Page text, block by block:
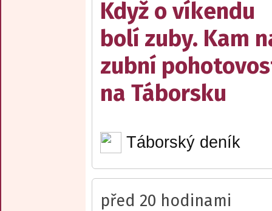
Když o víkendu
bolí zuby. Kam
zubní
na Táborsku
Táborský deník
před 20 hodinami